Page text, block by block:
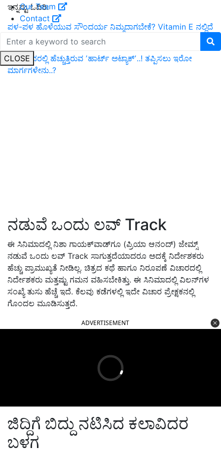
Our Team
Contact
CLOSE
ಇನ್ನಷ್ಟು ಓದಿರಿ:
ಪಳ-ಪಳ ಹೊಳೆಯುವ ಸೌಂದರ್ಯ ನಿಮ್ಮದಾಗಬೇಕೆ? Vitamin E ನಲ್ಲಿದೆ
ರಹಸ್ಯ.
ಯುವಜನರಲ್ಲಿ ಹೆಚ್ಚುತ್ತಿರುವ ʼಹಾರ್ಟ್‌ ಅಟ್ಯಾಕ್‌ʼ..! ತಪ್ಪಿಸಲು ಇರೋ
ಮಾರ್ಗಗಳೇನು..?
ನಡುವೆ ಒಂದು ಲವ್​ Track
ಈ ಸಿನಿಮಾದಲ್ಲಿ ನಿಶಾ ಗಾಯಕ್​ವಾಡ್​ಗೂ​ (ಪ್ರಿಯಾ ಆನಂದ್​) ಜೇಮ್ಸ್​​
ನಡುವೆ ಒಂದು ಲವ್​ Track ಸಾಗುತ್ತದೆಯಾದರೂ ಅದಕ್ಕೆ ನಿರ್ದೇಶಕರು
ಹೆಚ್ಚು ಪ್ರಾಮುಖ್ಯತೆ ನೀಡಿಲ್ಲ. ಚಿತ್ರದ ಕಥೆ ಹಾಗೂ ನಿರೂಪಣೆ ವಿಚಾರದಲ್ಲಿ
ನಿರ್ದೇಶಕರು ಮತ್ತಷ್ಟು ಗಮನ ವಹಿಸಬೇಕಿತ್ತು. ಈ ಸಿನಿಮಾದಲ್ಲಿ ವಿಲನ್​ಗಳ
ಸಂಖ್ಯೆ ತುಸು ಹೆಚ್ಚೆ ಇದೆ. ಕೆಲವು ಕಡೆಗಳಲ್ಲಿ ಇದೇ ವಿಚಾರ ಪ್ರೇಕ್ಷಕನಲ್ಲಿ
ಗೊಂದಲ ಮೂಡಿಸುತ್ತದೆ.
ADVERTISEMENT
ಜಿದ್ದಿಗೆ ಬಿದ್ದು ನಟಿಸಿದ ಕಲಾವಿದರ
ಬಳಗ